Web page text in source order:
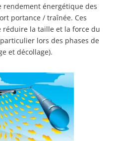
rendement énergétique des
portance / traînée. Ces
la taille et la force du
lors des phases de
et décollage).